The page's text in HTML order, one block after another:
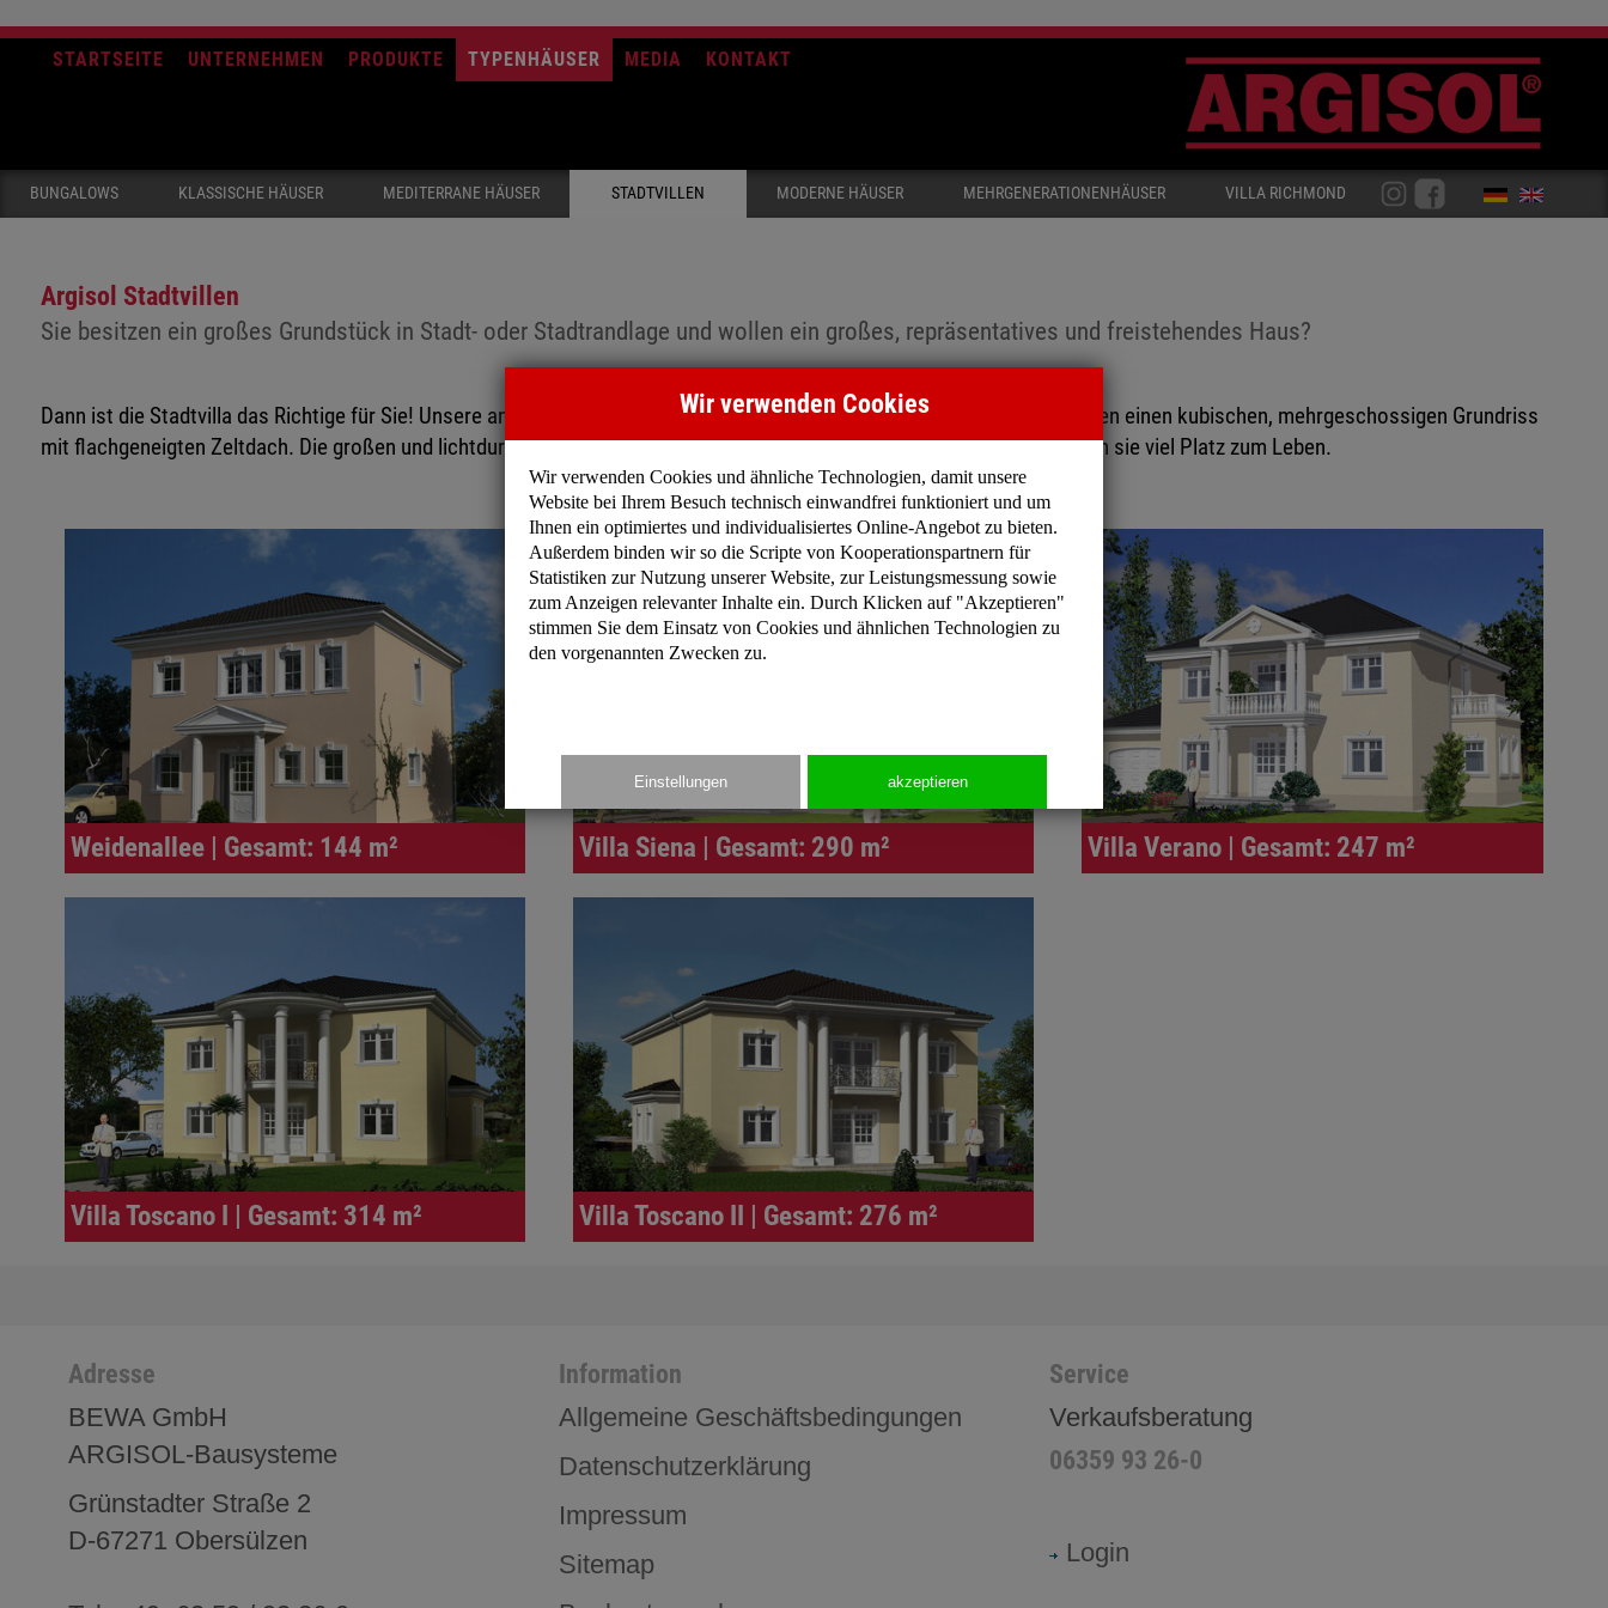
STARTSEITE UNTERNEHMEN PRODUKTE TYPENHÄUSER MEDIA KONTAKT
BUNGALOWS KLASSISCHE HÄUSER MEDITERRANE HÄUSER STADTVILLEN MODERNE HÄUSER MEHRGENERATIONENHÄUSER VILLA RICHMOND
Argisol Stadtvillen
Sie besitzen ein großes Grundstück in Stadt- oder Stadtrandlage und wollen ein großes, repräsentatives und freistehendes Haus?
Dann ist die Stadtvilla das Richtige für Sie! Unsere anspruchsvolle Einfamilienhäuser mit großzügiger Wohnfläche besitzen einen kubischen, mehrgeschossigen Grundriss
mit flachgeneigten Zeltdach. Die großen und lichtdurchfluteten Räume laden zum Verweilen ein. In diesen Häusern finden sie viel Platz zum Leben.
Weidenallee | Gesamt: 144 m²
Villa Toscano I | Gesamt: 314 m²
Villa Siena | Gesamt: 290 m²
Villa Toscano II | Gesamt: 276 m²
Villa Verano | Gesamt: 247 m²
Adresse
BEWA GmbH
ARGISOL-Bausysteme
Grünstadter Straße 2
D-67271 Obersülzen
Information
Allgemeine Geschäftsbedingungen
Datenschutzerklärung
Impressum
Sitemap
Service
Verkaufsberatung
06359 93 26-0
Login
Wir verwenden Cookies
Wir verwenden Cookies und ähnliche Technologien, damit unsere
Website bei Ihrem Besuch technisch einwandfrei funktioniert und um
Ihnen ein optimiertes und individualisiertes Online-Angebot zu bieten.
Außerdem binden wir so die Scripte von Kooperationspartnern für
Statistiken zur Nutzung unserer Website, zur Leistungsmessung sowie
zum Anzeigen relevanter Inhalte ein. Durch Klicken auf "Akzeptieren"
stimmen Sie dem Einsatz von Cookies und ähnlichen Technologien zu
den vorgenannten Zwecken zu.
Einstellungen akzeptieren